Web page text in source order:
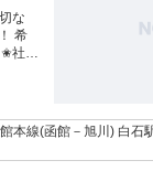
す
っ
す。
定の
本線(函館－旭川) 白石